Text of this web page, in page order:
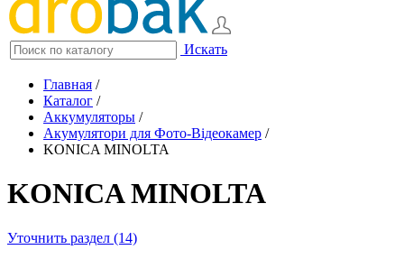
Искать
Главная /
Каталог /
Аккумуляторы /
Акумулятори для Фото-Відеокамер /
KONICA MINOLTA
KONICA MINOLTA
Уточнить раздел (14)